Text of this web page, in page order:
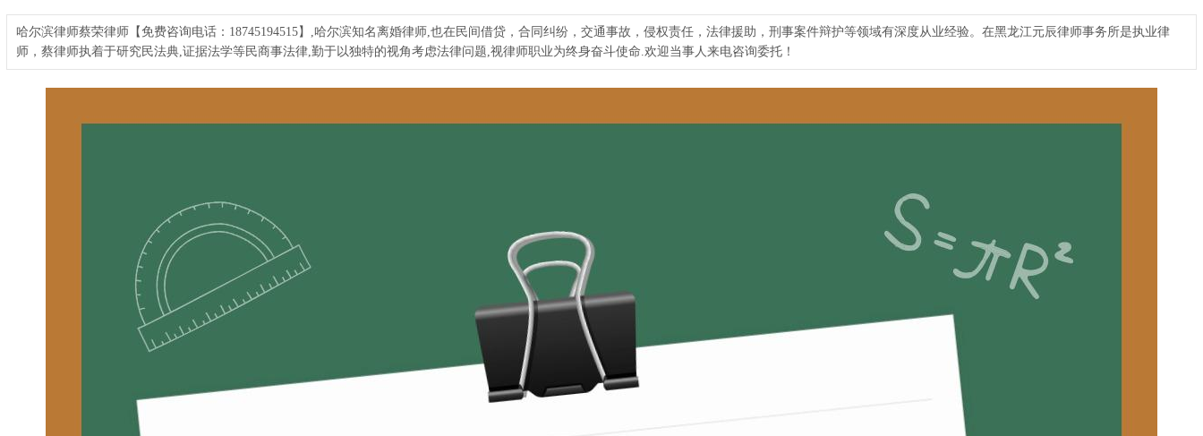
哈尔滨律师蔡荣律师【免费咨询电话：18745194515】,哈尔滨知名离婚律师,也在民间借贷，合同纠纷，交通事故，侵权责任，法律援助，刑事案件辩护等领域有深度从业经验。在黑龙江元辰律师事务所是执业律
师，蔡律师执着于研究民法典,证据法学等民商事法律,勤于以独特的视角考虑法律问题,视律师职业为终身奋斗使命.欢迎当事人来电咨询委托！